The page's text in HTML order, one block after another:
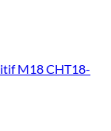
M18 CHT18-